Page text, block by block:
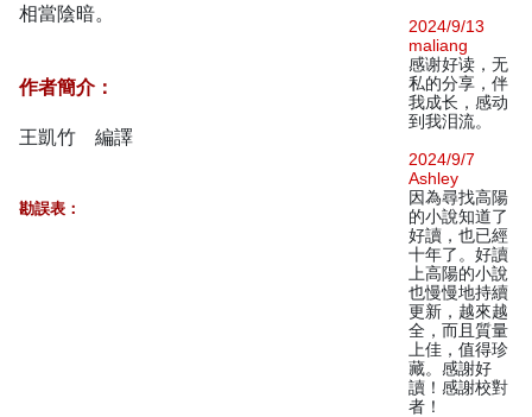
相當陰暗。
作者簡介：
王凱竹 編譯
勘誤表：
2024/9/13
maliang
感谢好读，无
私的分享，伴
我成长，感动
到我泪流。
2024/9/7
Ashley
因為尋找高陽
的小說知道了
好讀，也已經
十年了。好讀
上高陽的小說
也慢慢地持續
更新，越來越
全，而且質量
上佳，值得珍
藏。感謝好
讀！感謝校對
者！